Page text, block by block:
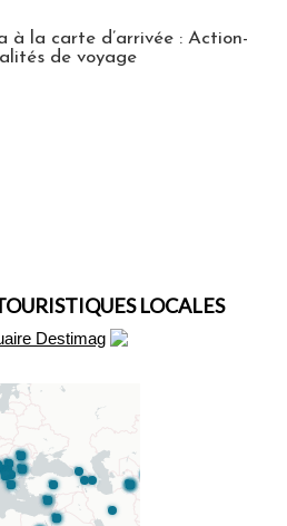
à la carte d’arrivée : Action-
de voyage
LOCALES